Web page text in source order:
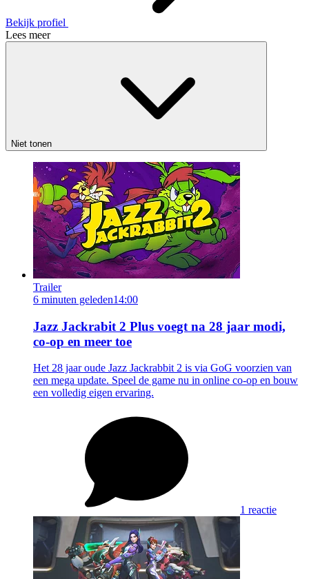
Bekijk profiel
Lees meer
Niet tonen
Trailer
6 minuten geleden14:00
Jazz Jackrabit 2 Plus voegt na 28 jaar modi,
co-op en meer toe
Het 28 jaar oude Jazz Jackrabbit 2 is via GoG voorzien van
een mega update. Speel de game nu in online co-op en bouw
een volledig eigen ervaring.
1 reactie